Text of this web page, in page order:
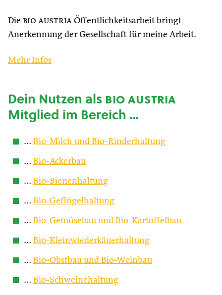
Die bio austria Öffentlichkeitsarbeit bringt
Anerkennung der Gesellschaft für meine Arbeit.
Mehr Infos
Dein Nutzen alsbio austria
Mitglied im Bereich …
… Bio-Milch und Bio-Rinderhaltung
… Bio-Ackerbau
… Bio-Bienenhaltung
… Bio-Geflügelhaltung
… Bio-Gemüsebau und Bio-Kartoffelbau
… Bio-Kleinwiederkäuerhaltung
… Bio-Obstbau und Bio-Weinbau
… Bio-Schweinehaltung